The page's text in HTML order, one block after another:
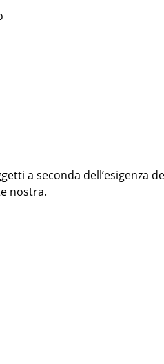
a seconda dell’esigenza
nostra.